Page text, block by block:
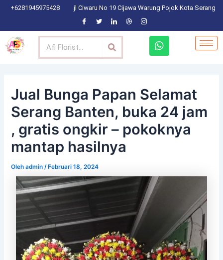
Lewati
konten
+6281945975428 jl Ciwaru No 19 Cijawa Warung Pojok Kota Serang
Search
W
h
a
p
p
Jual Bunga Papan Selamat
Serang Banten, buka 24 jam
, gratis ongkir – pokoknya
mantap hasilnya
Olehadmin /Februari 18, 2024
Post